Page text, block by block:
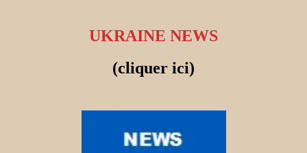
UKRAINE NEWS
(cliquer ici)